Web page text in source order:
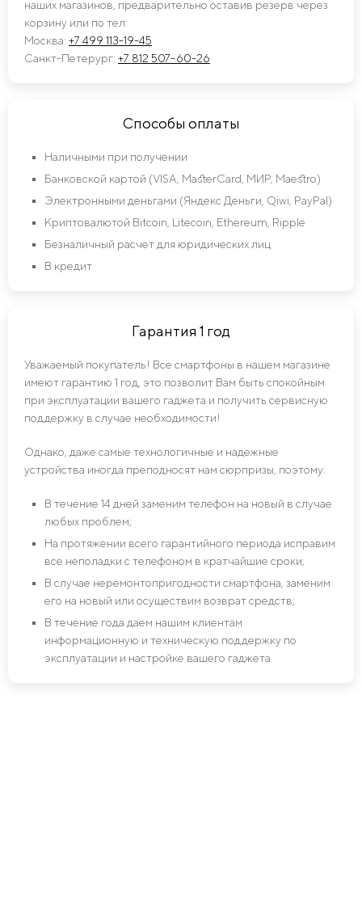
наших магазинов, предварительно оставив резерв через
корзину или по тел:
Москва: +7 499 113-19-45
Санкт-Петерург: +7 812 507-60-26
Способы оплаты
Наличными при получении
Банковской картой (VISA, MasterCard, МИР, Maestro)
Электронными деньгами (Яндекс Деньги, Qiwi, PayPal)
Криптовалютой Bitcoin, Litecoin, Ethereum, Ripple
Безналичный расчет для юридических лиц
В кредит
Гарантия 1 год
Уважаемый покупатель! Все смартфоны в нашем магазине
имеют гарантию 1 год, это позволит Вам быть спокойным
при эксплуатации вашего гаджета и получить сервисную
поддержку в случае необходимости!
Однако, даже самые технологичные и надежные
устройства иногда преподносят нам сюрпризы, поэтому:
В течение 14 дней заменим телефон на новый в случае
любых проблем;
На протяжении всего гарантийного периода исправим
все неполадки с телефоном в кратчайшие сроки;
В случае неремонтопригодности смартфона, заменим
его на новый или осуществим возврат средств;
В течение года даем нашим клиентам
информационную и техническую поддержку по
эксплуатации и настройке вашего гаджета.